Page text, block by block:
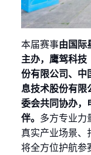
本届赛事由国际
主办，鹰驾科技
份有限公司、中
息技术股份有限
委会共同协办，
伴。 多方专业力
真实产业场景、
将全方位护航参